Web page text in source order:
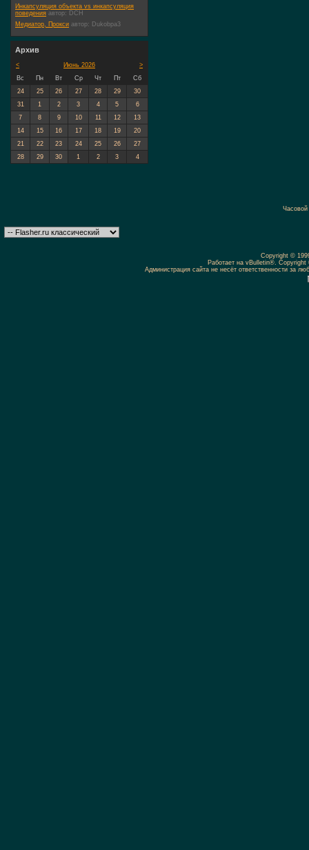
Инкапсуляция объекта vs инкапсуляция
поведения автор: DCH
Медиатор, Прокси автор: Dukobpa3
Архив
< >
Июнь 2026
Вс
Пн Вт Ср Чт Пт
Сб
24
25 26 27 28 29
30
31
1 2 3 4 5
6
7
8 9 10 11 12
13
14
15 16 17 18 19
20
21
22 23 24 25 26
27
28
29 30 1 2 3 4
Copyright ©
Работает на vBulletin®.
Администрация сайта не несёт ответственности за